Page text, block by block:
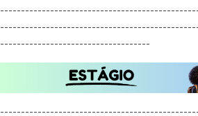
------------------------------------